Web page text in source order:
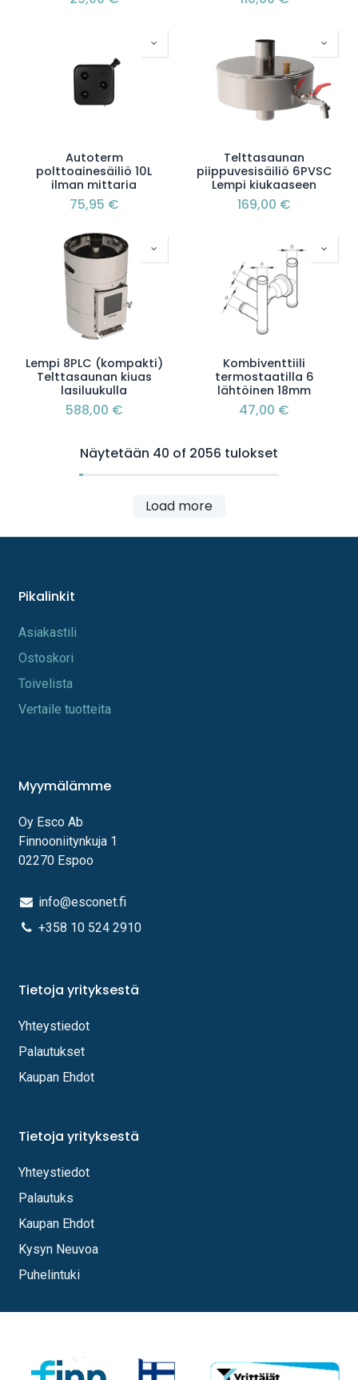
Autoterm
polttoainesäiliö 10L
ilman mittaria
75,95 €
Telttasaunan
piippuvesisäiliö 6PVSC
Lempi kiukaaseen
169,00 €
Lempi 8PLC (kompakti)
Telttasaunan kiuas
lasiluukulla
588,00 €
Kombiventtiili
termostaatilla 6
lähtöinen 18mm
47,00 €
Näytetään 40 of 2056 tulokset
Load more
Pikalinkit
A​s​iakastili
Os​toskori
Toi​velista
Vertaile tuotteita
Myymälämme
Oy Esco Ab
Finnooniitynkuja 1
02270 Espoo
info@esconet.fi
+358 10 524 2910
Tietoja yrityksestä
Yhteystiedot
Palautukset
Kaupan Ehdot
Tietoja yrityksestä
Yhteystiedot
Palautuks
Kaupan Ehdot
Kysyn Neuvoa
Puhelintuki